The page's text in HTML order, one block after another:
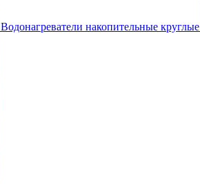
Водонагреватели накопительные круглые